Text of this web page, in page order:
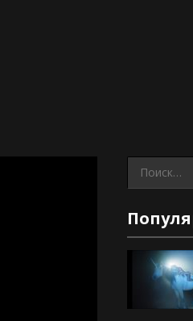
Найти: